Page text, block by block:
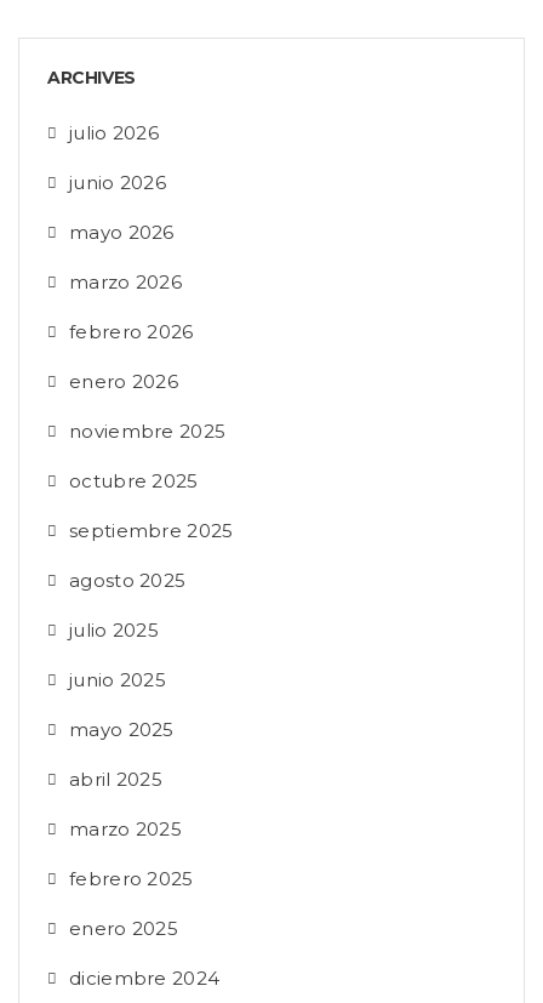
ARCHIVES
julio 2026
junio 2026
mayo 2026
marzo 2026
febrero 2026
enero 2026
noviembre 2025
octubre 2025
septiembre 2025
agosto 2025
julio 2025
junio 2025
mayo 2025
abril 2025
marzo 2025
febrero 2025
enero 2025
diciembre 2024